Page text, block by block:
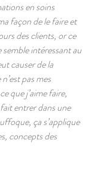
façon de le faire et
des clients, or ce
semble intéressant au
causer de la
pas mes
que j’aime faire,
entrer dans une
ça s’applique
concepts des